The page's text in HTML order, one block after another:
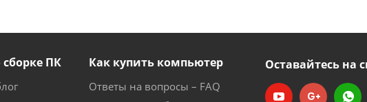
ПК Как купить компьютер
Ответы на вопросы – FAQ
Оставайтесь на